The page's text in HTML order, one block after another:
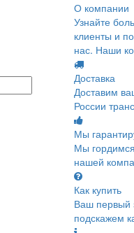
О компании
Узнайте
клиенты и
нас. Наши
Доставка
Доставим
России
Мы
Мы
нашей
Как купить
Ваш первый
подскажем